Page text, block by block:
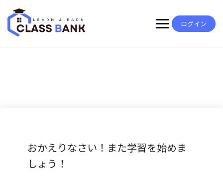
content
ログイン
おかえりなさい！また学習を始めま
しょう！